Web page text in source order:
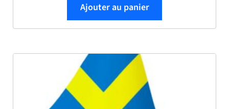
Ajouter au panier